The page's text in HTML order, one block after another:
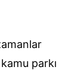
parkı